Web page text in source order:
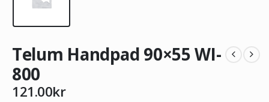
Telum Handpad 90×55 WI-
800
121.00kr